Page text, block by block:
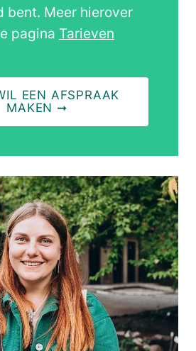
bent. Meer hierover
pagina Tarieven
EEN AFSPRAAK
MAKEN ➞